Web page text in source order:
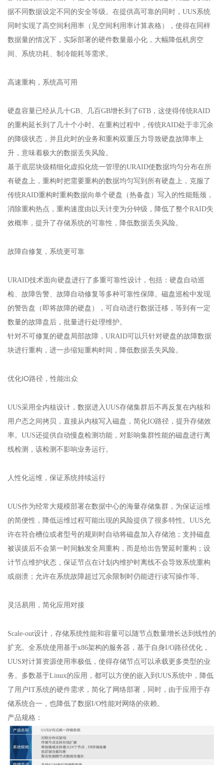
据不同数据设定不同的安全等级。在提供高可靠的同时，UUS系统
同时实现了高空间利用率（见空间利用率计算表格），使得在同样
数据量的情况下，实际部署的硬件数量最小化，大幅降低机房空
间、系统功耗、制冷能耗等需求。
高速重构，系统高可用
硬盘容量已经从几十GB、几百GB增长到了6TB，这使得传统RAID
的重构延长到了几十个小时。在重构过程中，传统RAID处于非冗余
的降级状态，并且此时的业务和重构双重压力导致硬盘故障率上
升，意味着极大的数据丢失风险。
基于底层块级精细化虚拟化统一管理的URAID使数据均匀分布在所
有硬盘上，重构时把需要重构的数据均匀写到所有硬盘上，克服了
传统RAID重构时重构数据向单个硬盘（热备盘）写入的性能瓶颈，
消除重构热点，重构速度由以天计变为分钟级，降低了整个RAID失
效概率，提升了存储系统的可靠性，降低数据丢失风险。
故障自修复，系统更可靠
URAID技术面向硬盘进行了多重可靠性设计，包括：硬盘自动巡
检、故障告警、故障自动修复等多种可靠性保障。磁盘巡检中发现
的警告盘（即将故障的硬盘），可自动进行数据迁移，等到有一定
数量的故障盘后，批量进行处理维护。
针对不可修复的硬盘局部故障，URAID可以只针对硬盘的故障数据
块进行重构，进一步缩短重构时间，降低数据丢失风险。
优化IO路径，性能出众
UUS采用全内核设计，数据进入UUS存储集群后不再反复在内核和
用户态之间拷贝，直接从内核写入磁盘，简化IO路径，提升存储效
率。UUS还提供自动慢盘检测功能，对影响集群性能的磁盘进行离
线检测，该检测不影响业务运行。
人性化运维，保证系统持续运行
UUS作为经常大规模部署在数据中心的海量存储集群，为保证运维
的简便性，降低运维过程可能出现的风险提供了很多特性。UUS允
许在符合槽位或者型号的规则时自动将磁盘加入存储池；支持磁盘
被误拔后不会第一时间触发全局重构，而是给出告警延时重构；设
计节点维护状态，保证节点在计划内维护时离线不会导致系统重构
或崩溃；允许在系统故障超过冗余限制时仍能进行读写操作等。
灵活易用，简化应用对接
Scale-out设计，存储系统性能和容量可以随节点数量增长达到线性的
扩充。全系统使用基于x86架构的服务器，基于自身I/O路径优化，
UUS对计算资源使用率极低，使得存储节点可以承载更多类型的业
务。多数基于Linux的应用，都可以方便的嵌入到UUS系统中，降低
了用户IT系统的硬件需求，简化了网络部署，同时，由于应用于存
储系统合一，也降低了数据I/O性能对网络的依赖。
产品规格：